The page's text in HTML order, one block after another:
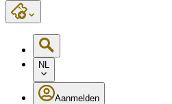
NL
Aanmelden